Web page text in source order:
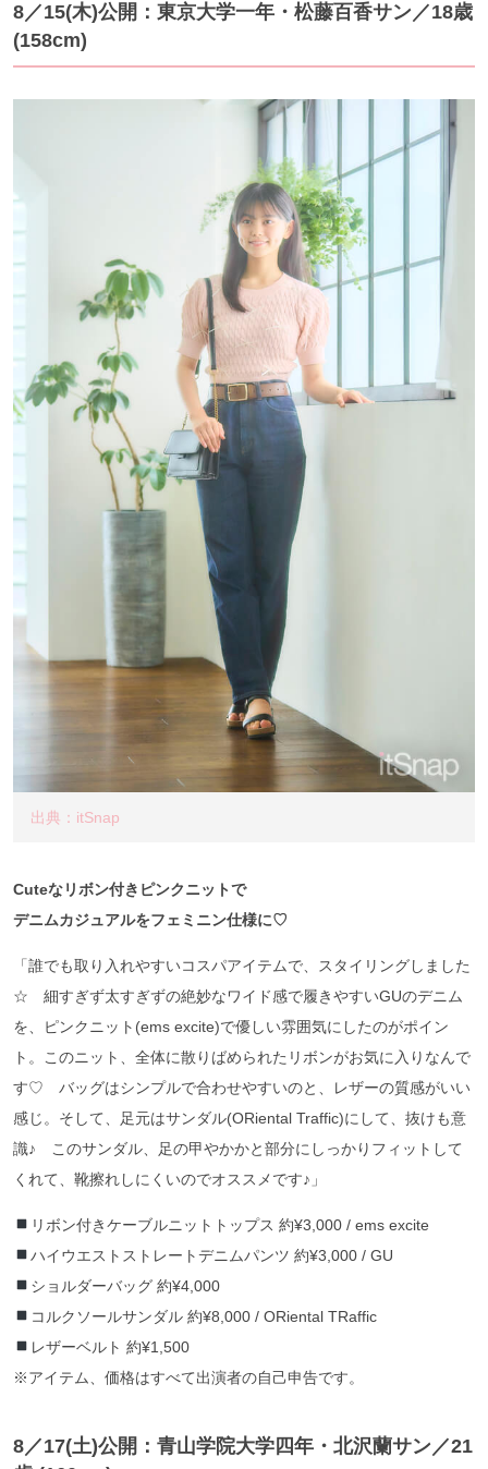
8／15(木)公開：東京大学一年・松藤百香サン ／18歳
(158cm)
出典：itSnap
Cuteなリボン付きピンクニットで
デニムカジュアルをフェミニン仕様に♡
「誰でも取り入れやすいコスパアイテムで、スタイリングしました
☆ 細すぎず太すぎずの絶妙なワイド感で履きやすいGUのデニム
を、ピンクニット(ems excite)で優しい雰囲気にしたのがポイン
ト。このニット、全体に散りばめられたリボンがお気に入りなんで
す♡ バッグはシンプルで合わせやすいのと、レザーの質感がいい
感じ。そして、足元はサンダル(ORiental Traffic)にして、抜けも意
識♪ このサンダル、足の甲やかかと部分にしっかりフィットして
くれて、靴擦れしにくいのでオススメです♪」
リボン付きケーブルニットトップス 約¥3,000 / ems excite
ハイウエストストレートデニムパンツ 約¥3,000 / GU
ショルダーバッグ 約¥4,000
コルクソールサンダル 約¥8,000 / ORiental TRaffic
レザーベルト 約¥1,500
※アイテム、価格はすべて出演者の自己申告です。
8／17(土)公開：青山学院大学四年・北沢蘭サン ／21